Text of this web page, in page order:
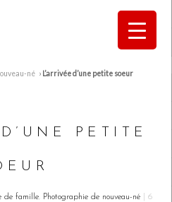
né › L’arrivée d’une petite soeur
PETITE
de famille, Photographie de nouveau-né | 6